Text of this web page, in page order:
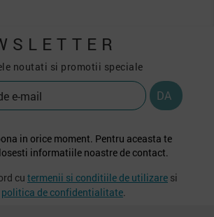
noutati si promotii speciale
in orice moment. Pentru aceasta te
informatiile noastre de contact.
cu termenii si conditiile de utilizare si
politica de confidentialitate.